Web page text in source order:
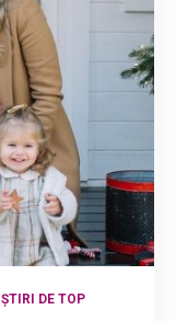
ȘTIRI DE TOP